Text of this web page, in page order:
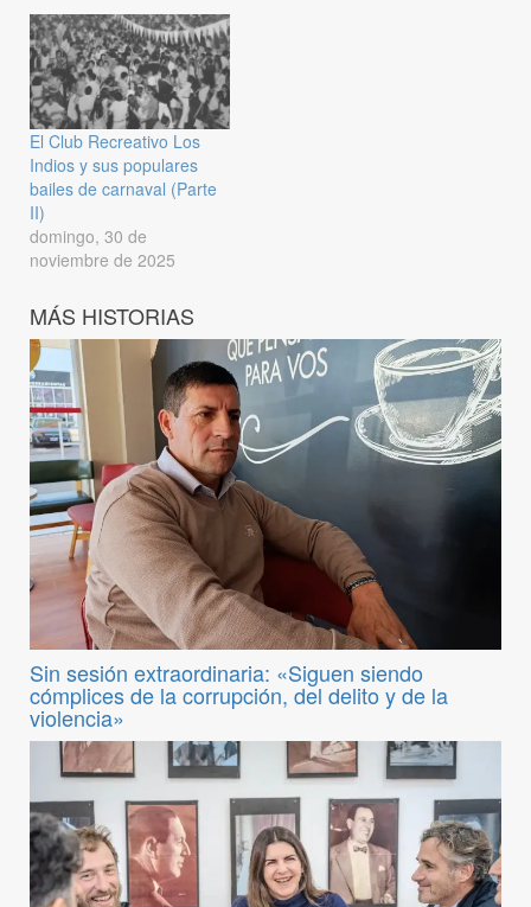
El Club Recreativo Los
Indios y sus populares
bailes de carnaval (Parte
II)
domingo, 30 de
noviembre de 2025
MÁS HISTORIAS
Sin sesión extraordinaria: «Siguen siendo
cómplices de la corrupción, del delito y de la
violencia»